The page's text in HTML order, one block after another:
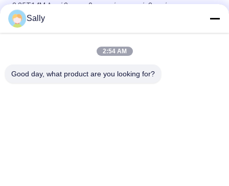
2.85T14M Ακτόβιος αρθρωτικός γερανό-βουνό
9 τόνων 16,3 μ. Κρέα πλοίου για αποτελεσματική μεταφορά
φορτίου
Το διάστημα σώζει τον πτυσσόμενο τηλεσκοπικό παράκτιο
Sally
2:54 AM
Good day, what product are you looking for?